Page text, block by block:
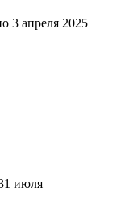
3 апреля 2025
июля